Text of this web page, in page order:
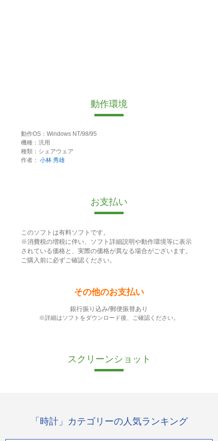
動作環境
動作OS：Windows NT/98/95
機種：汎用
種類：シェアウェア
作者： 小林 秀雄
お支払い
このソフトは有料ソフトです。
※消費税の増税に伴い、ソフト詳細説明や動作環境等に表示
されている価格と、実際の価格が異なる場合がございます。
ご購入前に必ずご確認ください。
その他のお支払い
銀行振り込み/郵便振替あり
※詳細はソフトをダウンロード後、ご確認ください。
スクリーンショット
「時計」カテゴリーの人気ランキング